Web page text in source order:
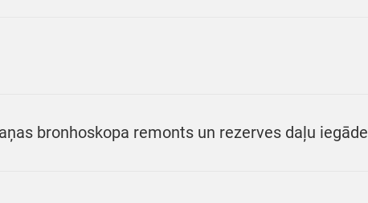
bronhoskopa remonts un rezerves daļu iegāde